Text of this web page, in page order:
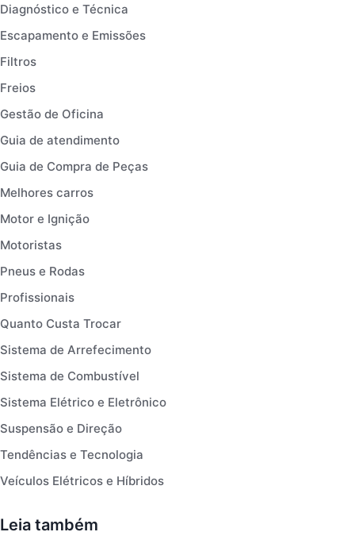
Diagnóstico e Técnica
Escapamento e Emissões
Filtros
Freios
Gestão de Oficina
Guia de atendimento
Guia de Compra de Peças
Melhores carros
Motor e Ignição
Motoristas
Pneus e Rodas
Profissionais
Quanto Custa Trocar
Sistema de Arrefecimento
Sistema de Combustível
Sistema Elétrico e Eletrônico
Suspensão e Direção
Tendências e Tecnologia
Veículos Elétricos e Híbridos
Leia também